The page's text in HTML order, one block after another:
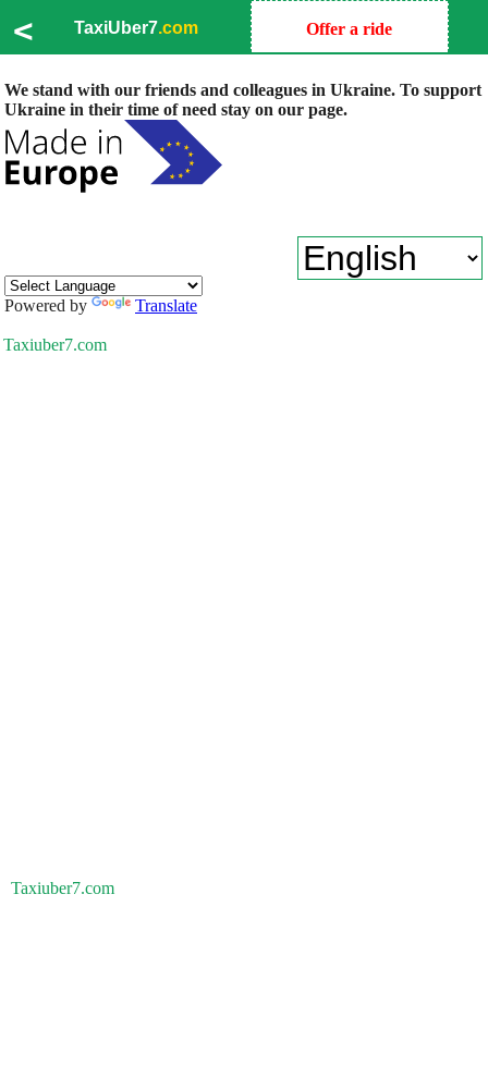
< TaxiUber7.com Offer a ride
We stand with our friends and colleagues in Ukraine. To support
Ukraine in their time of need stay on our page.
Powered by Translate
Taxiuber7.com
Taxiuber7.com